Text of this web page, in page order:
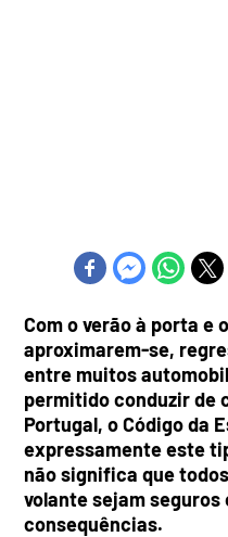
Com o verão à porta e
aproximarem-se,
entre muitos
permitido conduzir de
Portugal, o Código da
expressamente este
não significa que
volante sejam
consequências.